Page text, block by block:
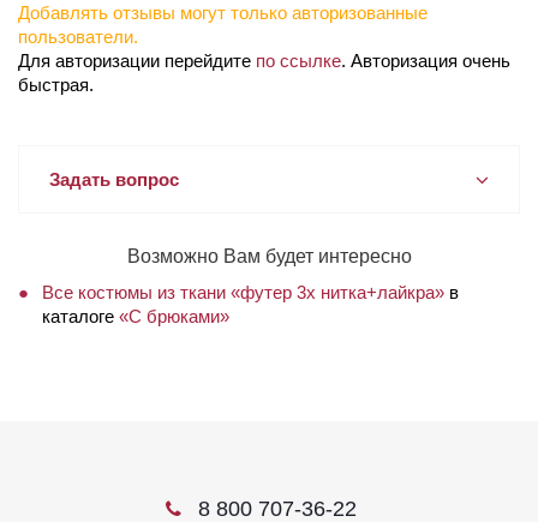
Добавлять отзывы могут только авторизованные
пользователи.
Для авторизации перейдите по ссылке. Авторизация очень
быстрая.
Задать вопрос
Возможно Вам будет интересно
Все костюмы из ткани «футер 3х нитка+лайкра» в
каталоге «С брюками»
8 800 707-36-22